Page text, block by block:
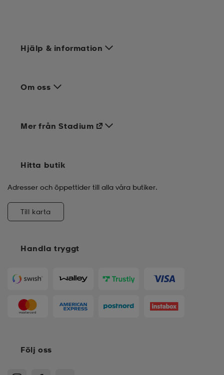
Hjälp & information
Om oss
Handla tryggt
Mer från Stadium
Hitta butik
Adresser och öppettider till alla våra butiker.
Till karta
Följ oss